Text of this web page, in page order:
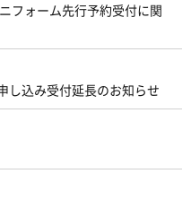
フォーム先行予約受付に関
し込み受付延長のお知らせ